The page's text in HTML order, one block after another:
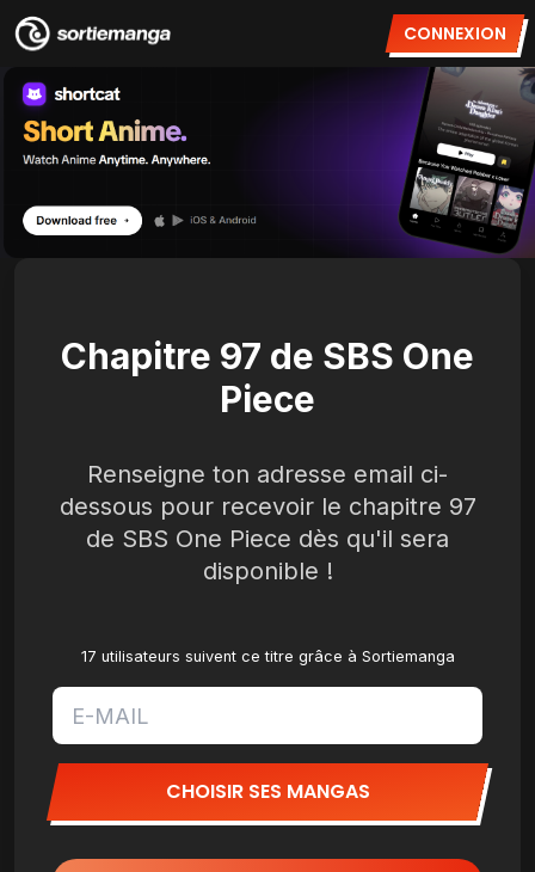
CONNEXION
Chapitre 97 de SBS One
Piece
Renseigne ton adresse email ci-
dessous pour recevoir le chapitre 97
de SBS One Piece dès qu'il sera
disponible !
17 utilisateurs suivent ce titre grâce à Sortiemanga
CHOISIR SES MANGAS